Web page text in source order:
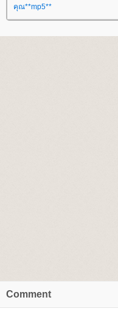
คุณ**mp5**
Comment